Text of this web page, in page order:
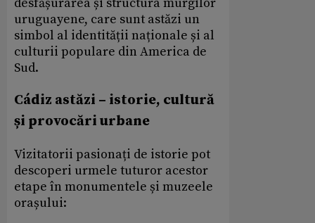
desfășurarea și structura murgilor
uruguayene, care sunt astăzi un
simbol al identității naționale și al
culturii populare din America de
Sud.
Cádiz astăzi – istorie, cultură
și provocări urbane
Vizitatorii pasionați de istorie pot
descoperi urmele tuturor acestor
etape în monumentele și muzeele
orașului: